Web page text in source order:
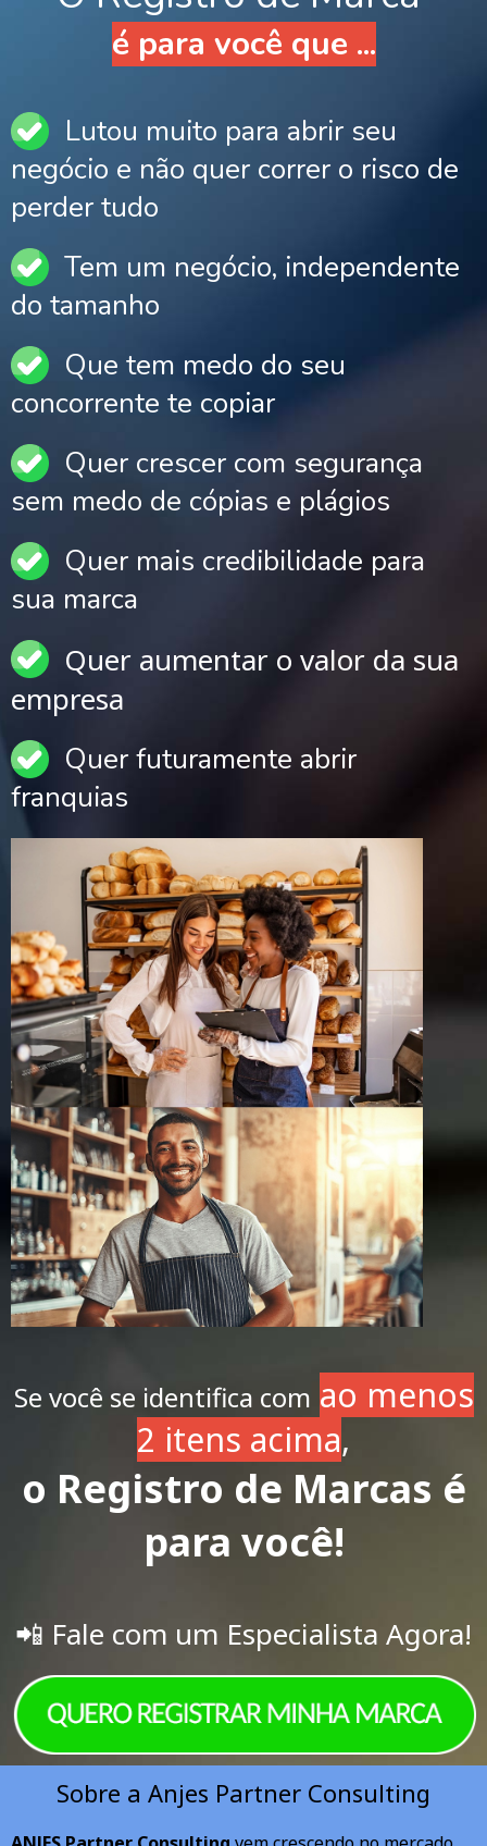
é para você que ...
Lutou muito para abrir seu
negócio e não quer correr o risco de
perder tudo
Tem um negócio, independente
do tamanho
Que tem medo do seu
concorrente te copiar
Quer crescer com segurança
sem medo de cópias e plágios
Quer mais credibilidade para
sua marca
Quer aumentar o valor da sua
empresa
Quer futuramente abrir
franquias
Se você se identifica com ao menos
2 itens acima,
o Registro de Marcas é
para você!
📲 Fale com um Especialista Agora!
Sobre a Anjes Partner Consulting